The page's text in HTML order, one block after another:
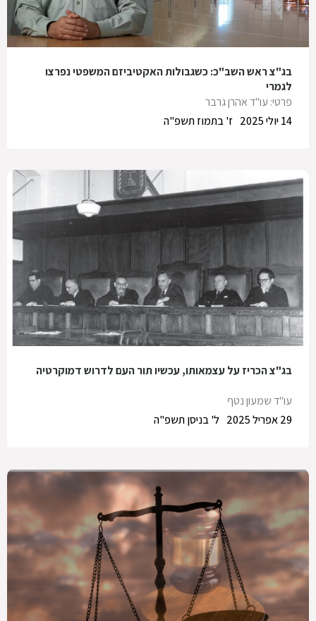
בג"צ ראש השב"כ: כשגבולות האקטיביזם המשפטי נפרצו
לגמרי
פרטי: עו"ד אהרן גרבר
ז' בתמוז תשפ"ה
14 יולי 2025
בג"צ הכריז על עצמאותו, עכשיו תור העם לדרוש דמוקרטיה
עו"ד שמעון נטף
ל' בניסן תשפ"ה
29 אפריל 2025